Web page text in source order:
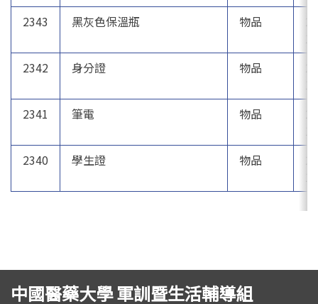
2343
黑灰色保溫瓶 物品
2342
身分證 物品
2341
筆電 物品
2340
學生證 物品
中國醫藥大學 軍訓暨生活輔導組